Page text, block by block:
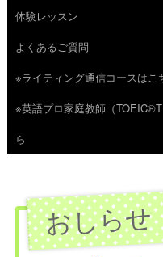
テ
ン
ツ
へ
ス
体験レッスン
よくあるご質問
※ライティング通信コースはこ
※英語プロ家庭教師（
ら